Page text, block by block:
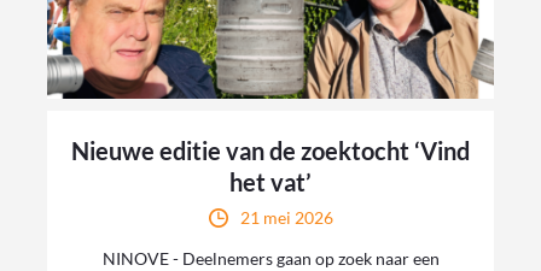
Nieuwe editie van de zoektocht ‘Vind
het vat’
21 mei 2026
NINOVE - Deelnemers gaan op zoek naar een